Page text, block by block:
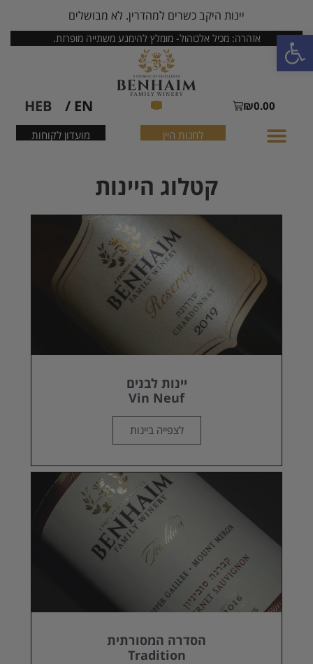
פתח סרגל נגישות
יינות היקב כשרים למהדרין. לא מבושלים
אזהרה: מכיל אלכוהול- מומלץ להימנע משתייה מופרזת.
₪0.00
EN /
HEB
לחנות היין מועדון לקוחות
קטלוג היינות
יינות לבנים
Vin Neuf
לצפייה ביינות
הסדרה המסורתית
Tradition